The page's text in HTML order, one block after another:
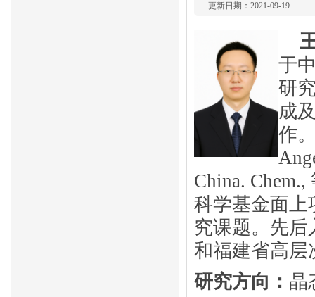
更新日期：2021-09-19
于
研
成
作
China.
科学基金面上
究课题。先后
和福建省高层
研究方向： 晶